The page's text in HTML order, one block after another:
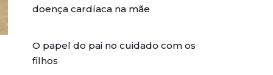
doença cardíaca na mãe
O papel do pai no cuidado com os
filhos